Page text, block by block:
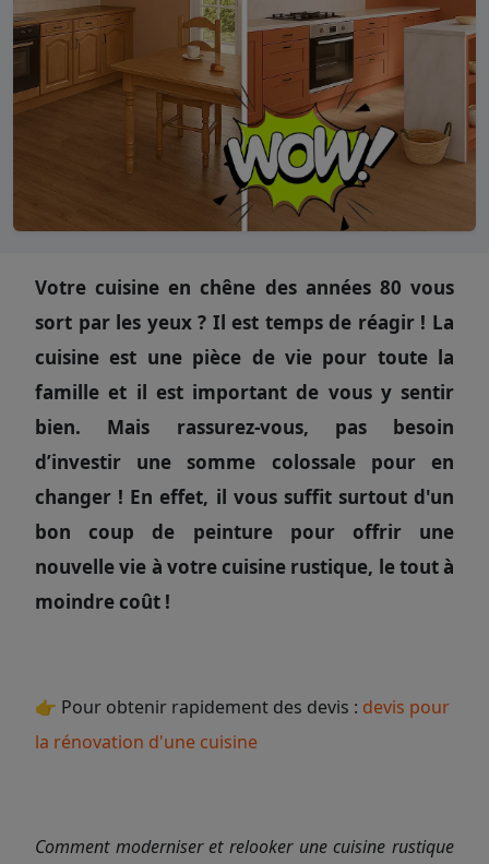
Votre cuisine en chêne des années 80 vous
sort par les yeux ? Il est temps de réagir ! La
cuisine est une pièce de vie pour toute la
famille et il est important de vous y sentir
bien. Mais rassurez-vous, pas besoin
d’investir une somme colossale pour en
changer ! En effet, il vous suffit surtout d'un
bon coup de peinture pour offrir une
nouvelle vie à votre cuisine rustique, le tout à
moindre coût !
👉 Pour obtenir rapidement des devis : devis pour
la rénovation d'une cuisine
Comment moderniser et relooker une cuisine rustique